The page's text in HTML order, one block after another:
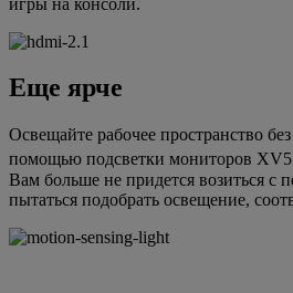
Еще ярче
Освещайте рабочее пространство
помощью подсветки мониторов
Вам больше не придется возиться с
пытаться подобрать освещение,